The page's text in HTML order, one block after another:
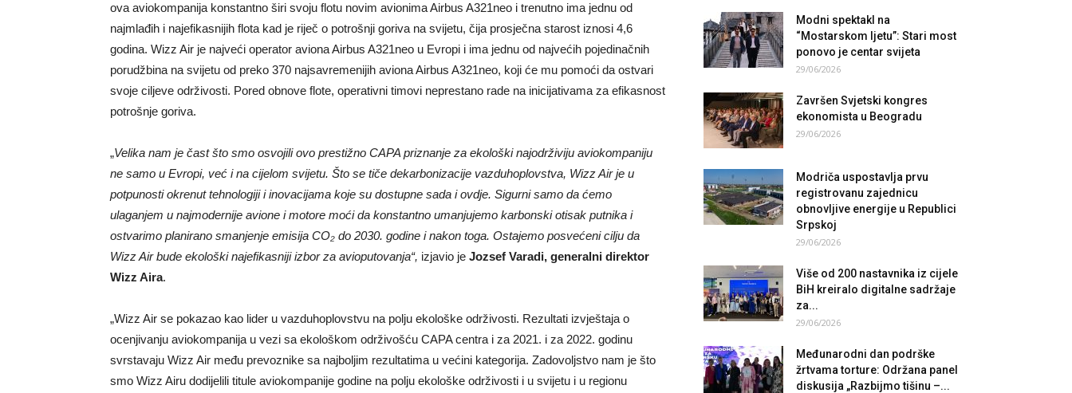
ova aviokompanija konstantno širi svoju flotu novim avionima Airbus A321neo i trenutno ima jednu od
najmlađih i najefikasnijih flota kad je riječ o potrošnji goriva na svijetu, čija prosječna starost iznosi 4,6
godina. Wizz Air je najveći operator aviona Airbus A321neo u Evropi i ima jednu od najvećih pojedinačnih
porudžbina na svijetu od preko 370 najsavremenijih aviona Airbus A321neo, koji će mu pomoći da ostvari
svoje ciljeve održivosti. Pored obnove flote, operativni timovi neprestano rade na inicijativama za efikasnost
potrošnje goriva.
„Velika nam je čast što smo osvojili ovo prestižno CAPA priznanje za ekološki najodrživiju aviokompaniju
ne samo u Evropi, već i na cijelom svijetu. Što se tiče dekarbonizacije vazduhoplovstva, Wizz Air je u
potpunosti okrenut tehnologiji i inovacijama koje su dostupne sada i ovdje. Sigurni samo da ćemo
ulaganjem u najmodernije avione i motore moći da konstantno umanjujemo karbonski otisak putnika i
ostvarimo planirano smanjenje emisija CO₂ do 2030. godine i nakon toga. Ostajemo posvećeni cilju da
Wizz Air bude ekološki najefikasniji izbor za avioputovanja“, izjavio je Jozsef Varadi, generalni direktor
Wizz Aira.
„Wizz Air se pokazao kao lider u vazduhoplovstvu na polju ekološke održivosti. Rezultati izvještaja o
ocenjivanju aviokompanija u vezi sa ekološkom održivošću CAPA centra i za 2021. i za 2022. godinu
svrstavaju Wizz Air među prevoznike sa najboljim rezultatima u većini kategorija. Zadovoljstvo nam je što
smo Wizz Airu dodijelili titule aviokompanije godine na polju ekološke održivosti i u svijetu i u regionu
Modni spektakl na
“Mostarskom ljetu”: Stari most
ponovo je centar svijeta
29/06/2026
Završen Svjetski kongres
ekonomista u Beogradu
29/06/2026
Modriča uspostavlja prvu
registrovanu zajednicu
obnovljive energije u Republici
Srpskoj
29/06/2026
Više od 200 nastavnika iz cijele
BiH kreiralo digitalne sadržaje
za...
29/06/2026
Međunarodni dan podrške
žrtvama torture: Održana panel
diskusija „Razbijmo tišinu –...